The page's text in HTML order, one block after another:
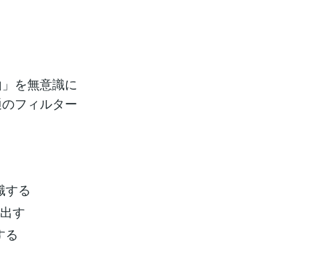
を無意識に
フィルター
する
す
る